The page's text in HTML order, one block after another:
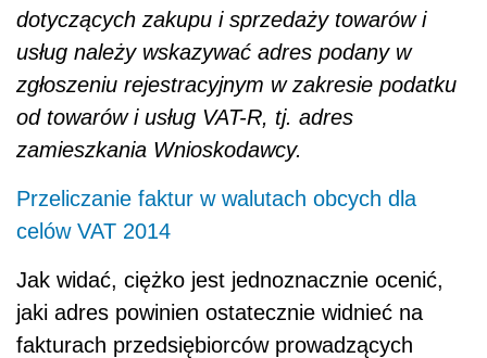
dotyczących zakupu i sprzedaży towarów i
usług należy wskazywać adres podany w
zgłoszeniu rejestracyjnym w zakresie podatku
od towarów i usług VAT-R, tj. adres
zamieszkania Wnioskodawcy.
Przeliczanie faktur w walutach obcych dla
celów VAT 2014
Jak widać, ciężko jest jednoznacznie ocenić,
jaki adres powinien ostatecznie widnieć na
fakturach przedsiębiorców prowadzących